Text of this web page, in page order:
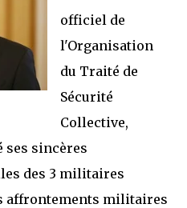
officiel de
l'Organisation
du Traité de
Sécurité
Collective,
ses sincères
des 3 militaires
affrontements militaires